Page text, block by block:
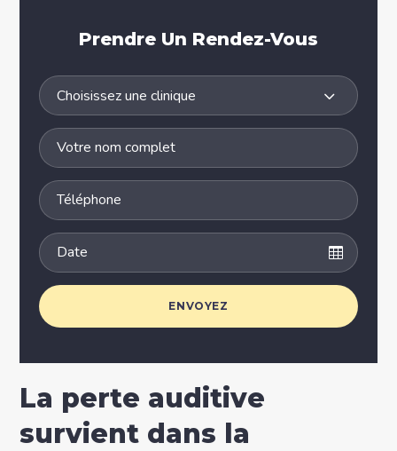
Prendre Un Rendez-Vous
Choisissez une clinique
La perte auditive
survient dans la